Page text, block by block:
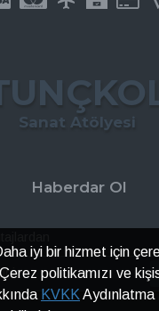
Sanat Atölyesi
Haberdar Ol
iyi bir hizmet için
politikamızı ve
KVKK Aydınlatma